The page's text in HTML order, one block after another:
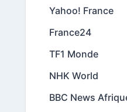
Yahoo! France
France24
TF1 Monde
NHK World
BBC News